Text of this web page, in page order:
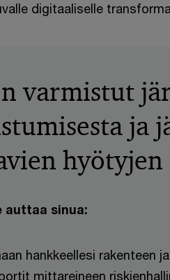
digitaaliselle
varmistut
ja
auttaa sinua:
hankkeellesi rakenteen
mittareineen